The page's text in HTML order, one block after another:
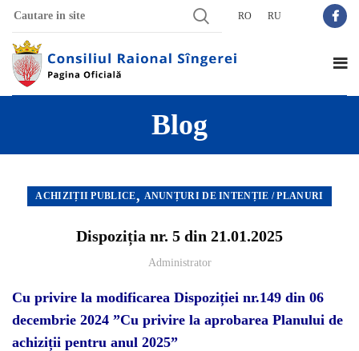
RO RU
Blog
ACHIZIȚII PUBLICE, ANUNȚURI DE INTENȚIE / PLANURI
Dispoziția nr. 5 din 21.01.2025
Administrator
Cu privire la modificarea Dispoziției nr.149 din 06
decembrie 2024 ”Cu privire la aprobarea Planului de
achiziții pentru anul 2025”